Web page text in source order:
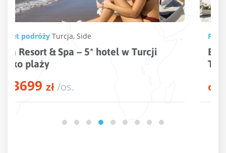
Pakiet podróży Turcja
Beks Premium Resort & Spa – 5* hotel w
Turcji przy plaży
od3846zł